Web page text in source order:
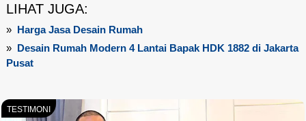
LIHAT JUGA:
» Harga Jasa Desain Rumah
» Desain Rumah Modern 4 Lantai Bapak HDK 1882 di Jakarta
Pusat
TESTIMONI